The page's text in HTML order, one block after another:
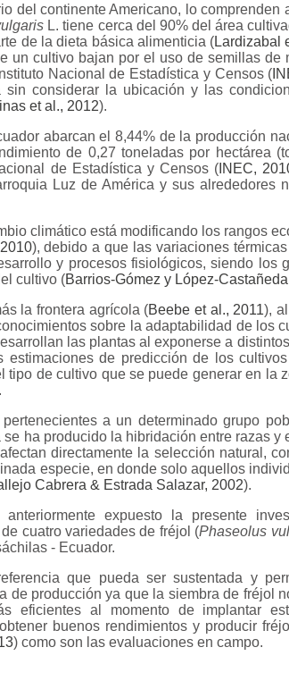
del continente Americano, lo comprenden
L. tiene cerca del 90% del área
de la dieta básica alimenticia (Lardizabal
un cultivo bajan por el uso de semillas
Nacional de Estadística y Censos (
sin considerar la ubicación y las
et al., 2012).
abarcan el 8,44% de la producción
de 0,27 toneladas por hectárea
de Estadística y Censos ( INEC,
Luz de América y sus alrededores
climático está modificando los rangos
), debido a que las variaciones
y procesos fisiológicos, siendo los
cultivo (Barrios-Gómez y López-
la frontera agrícola (Beebe et al., 2011),
sobre la adaptabilidad de los
las plantas al exponerse a
estimaciones de predicción de los
tipo de cultivo que se puede generar en la
a un determinado grupo
ha producido la hibridación entre razas
directamente la selección natural,
especie, en donde solo aquellos
Cabrera & Estrada Salazar, 2002).
expuesto la presente
cuatro variedades de fréjol (Phaseolus
- Ecuador.
que pueda ser sustentada y
de producción ya que la siembra de fréjol
eficientes al momento de implantar
buenos rendimientos y producir
) como son las evaluaciones en campo.